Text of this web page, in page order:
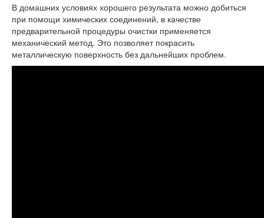
В домашних условиях хорошего результата можно добиться
при помощи химических соединений, в качестве
предварительной процедуры очистки применяется
механический метод. Это позволяет покрасить
металлическую поверхность без дальнейших проблем.